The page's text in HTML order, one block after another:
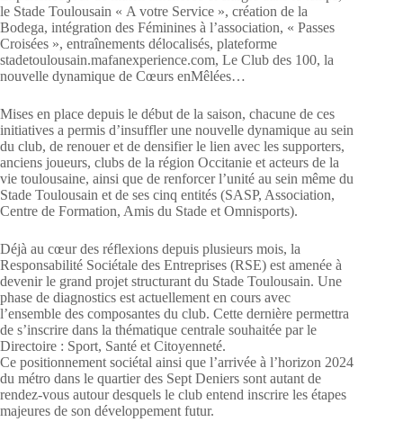
le Stade Toulousain « A votre Service », création de la
Bodega, intégration des Féminines à l’association, « Passes
Croisées », entraînements délocalisés, plateforme
stadetoulousain.mafanexperience.com, Le Club des 100, la
nouvelle dynamique de Cœurs enMêlées…
Mises en place depuis le début de la saison, chacune de ces
initiatives a permis d’insuffler une nouvelle dynamique au sein
du club, de renouer et de densifier le lien avec les supporters,
anciens joueurs, clubs de la région Occitanie et acteurs de la
vie toulousaine, ainsi que de renforcer l’unité au sein même du
Stade Toulousain et de ses cinq entités (SASP, Association,
Centre de Formation, Amis du Stade et Omnisports).
Déjà au cœur des réflexions depuis plusieurs mois, la
Responsabilité Sociétale des Entreprises (RSE) est amenée à
devenir le grand projet structurant du Stade Toulousain. Une
phase de diagnostics est actuellement en cours avec
l’ensemble des composantes du club. Cette dernière permettra
de s’inscrire dans la thématique centrale souhaitée par le
Directoire : Sport, Santé et Citoyenneté.
Ce positionnement sociétal ainsi que l’arrivée à l’horizon 2024
du métro dans le quartier des Sept Deniers sont autant de
rendez-vous autour desquels le club entend inscrire les étapes
majeures de son développement futur.